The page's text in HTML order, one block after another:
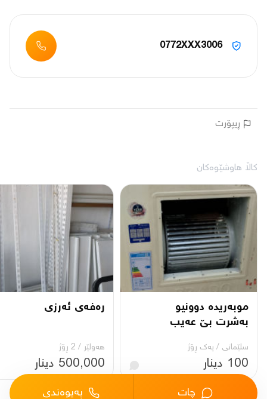
0772XXX3006
ڕیپۆرت
کاڵا هاوشێوەکان
موبەریدە دوونیو
بەشرت بێ عەیب
سلێمانی / یه‌ك ڕۆژ
100 دینار
رەفەی ئەرزی
هەولێر / 2 ڕۆژ
500,000 دینار
چات پەیوەندی